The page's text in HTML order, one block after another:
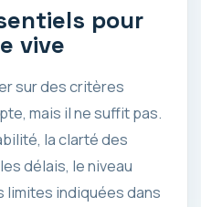
pour
vive
sur des critères
mais il ne suffit pas.
la clarté des
délais, le niveau
limites indiquées dans